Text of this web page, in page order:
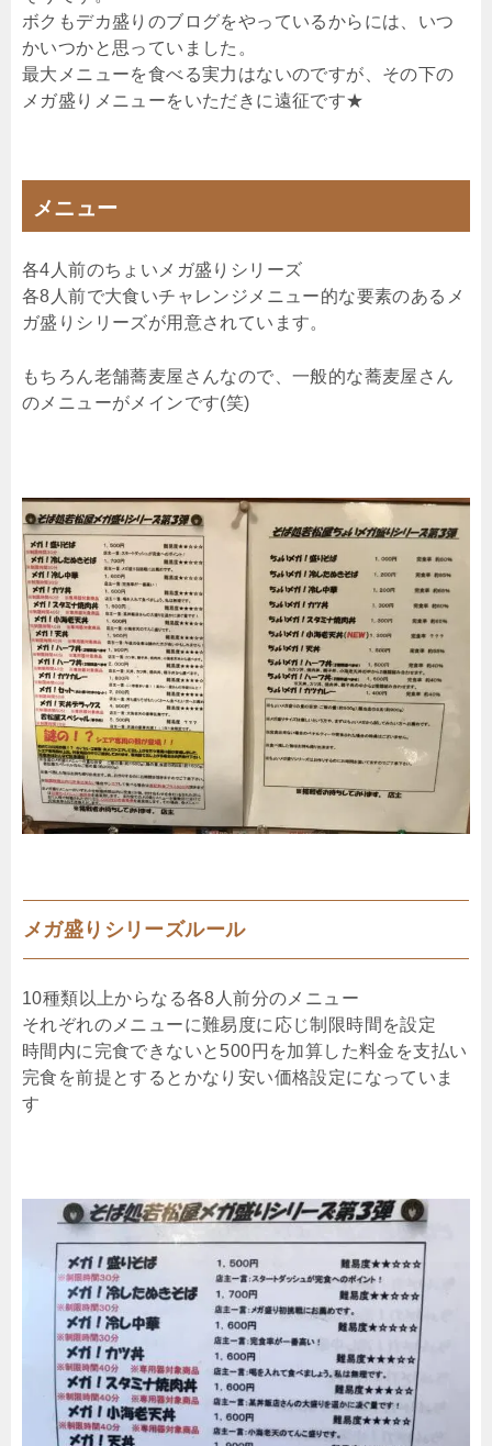
ボクもデカ盛りのブログをやっているからには、いつ
かいつかと思っていました。
最大メニューを食べる実力はないのですが、その下の
メガ盛りメニューをいただきに遠征です★
メニュー
各4人前のちょいメガ盛りシリーズ
各8人前で大食いチャレンジメニュー的な要素のあるメ
ガ盛りシリーズが用意されています。
もちろん老舗蕎麦屋さんなので、一般的な蕎麦屋さん
のメニューがメインです(笑)
メガ盛りシリーズルール
10種類以上からなる各8人前分のメニュー
それぞれのメニューに難易度に応じ制限時間を設定
時間内に完食できないと500円を加算した料金を支払い
完食を前提とするとかなり安い価格設定になっていま
す